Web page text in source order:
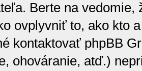
Berte na vedomie,
ovplyvniť to, ako kto
kontaktovať phpBB
ohováranie, atď.)